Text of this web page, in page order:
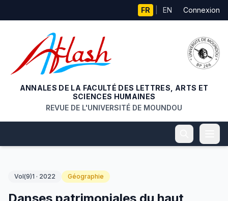
FR EN Connexion
ANNALES DE LA FACULTÉ DES LETTRES, ARTS ET
SCIENCES HUMAINES
REVUE DE L'UNIVERSITÉ DE MOUNDOU
Vol(9)1 · 2022 Géographie